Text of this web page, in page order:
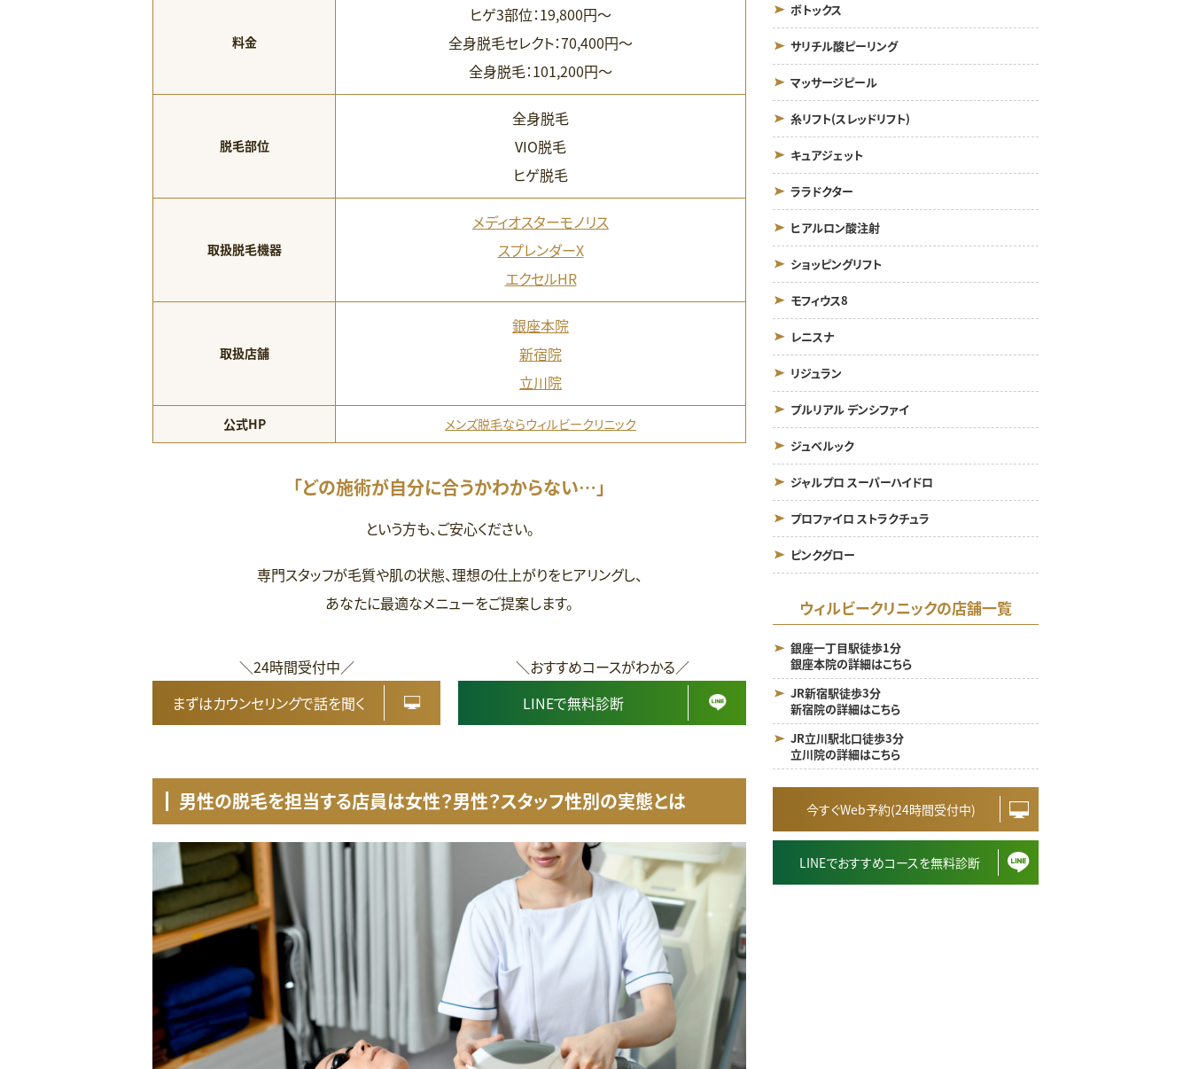
料金
ヒゲ3部位：19,800円〜
全身脱毛セレクト：70,400円〜
全身脱毛：101,200円〜
脱毛部位
全身脱毛
VIO脱毛
ヒゲ脱毛
取扱脱毛機器
メディオスターモノリス
スプレンダーX
エクセルHR
取扱店舗
銀座本院
新宿院
立川院
公式HP メンズ脱毛ならウィルビークリニック
「どの施術が自分に合うかわからない…」
という方も、ご安心ください。
専門スタッフが毛質や肌の状態、理想の仕上がりをヒアリングし、
あなたに最適なメニューをご提案します。
＼24時間受付中／
まずはカウンセリングで話を聞く
＼おすすめコースがわかる／
LINEで無料診断
男性の脱毛を担当する店員は女性？男性？スタッフ性別の実態とは
ボトックス
サリチル酸ピーリング
マッサージピール
糸リフト(スレッドリフト)
キュアジェット
ララドクター
ヒアルロン酸注射
ショッピングリフト
モフィウス8
レニスナ
リジュラン
プルリアル デンシファイ
ジュベルック
ジャルプロ スーパーハイドロ
プロファイロ ストラクチュラ
ピンクグロー
ウィルビークリニックの店舗一覧
銀座一丁目駅徒歩1分
銀座本院の詳細はこちら
JR新宿駅徒歩3分
新宿院の詳細はこちら
JR立川駅北口徒歩3分
立川院の詳細はこちら
今すぐWeb予約(24時間受付中)
LINEでおすすめコースを無料診断